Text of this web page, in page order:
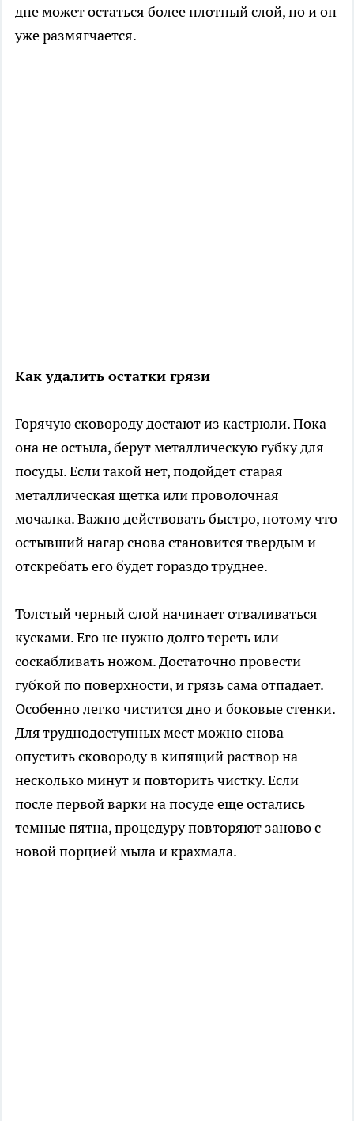
дне может остаться более плотный слой, но и он
уже размягчается.
Как удалить остатки грязи
Горячую сковороду достают из кастрюли. Пока
она не остыла, берут металлическую губку для
посуды. Если такой нет, подойдет старая
металлическая щетка или проволочная
мочалка. Важно действовать быстро, потому что
остывший нагар снова становится твердым и
отскребать его будет гораздо труднее.
Толстый черный слой начинает отваливаться
кусками. Его не нужно долго тереть или
соскабливать ножом. Достаточно провести
губкой по поверхности, и грязь сама отпадает.
Особенно легко чистится дно и боковые стенки.
Для труднодоступных мест можно снова
опустить сковороду в кипящий раствор на
несколько минут и повторить чистку. Если
после первой варки на посуде еще остались
темные пятна, процедуру повторяют заново с
новой порцией мыла и крахмала.